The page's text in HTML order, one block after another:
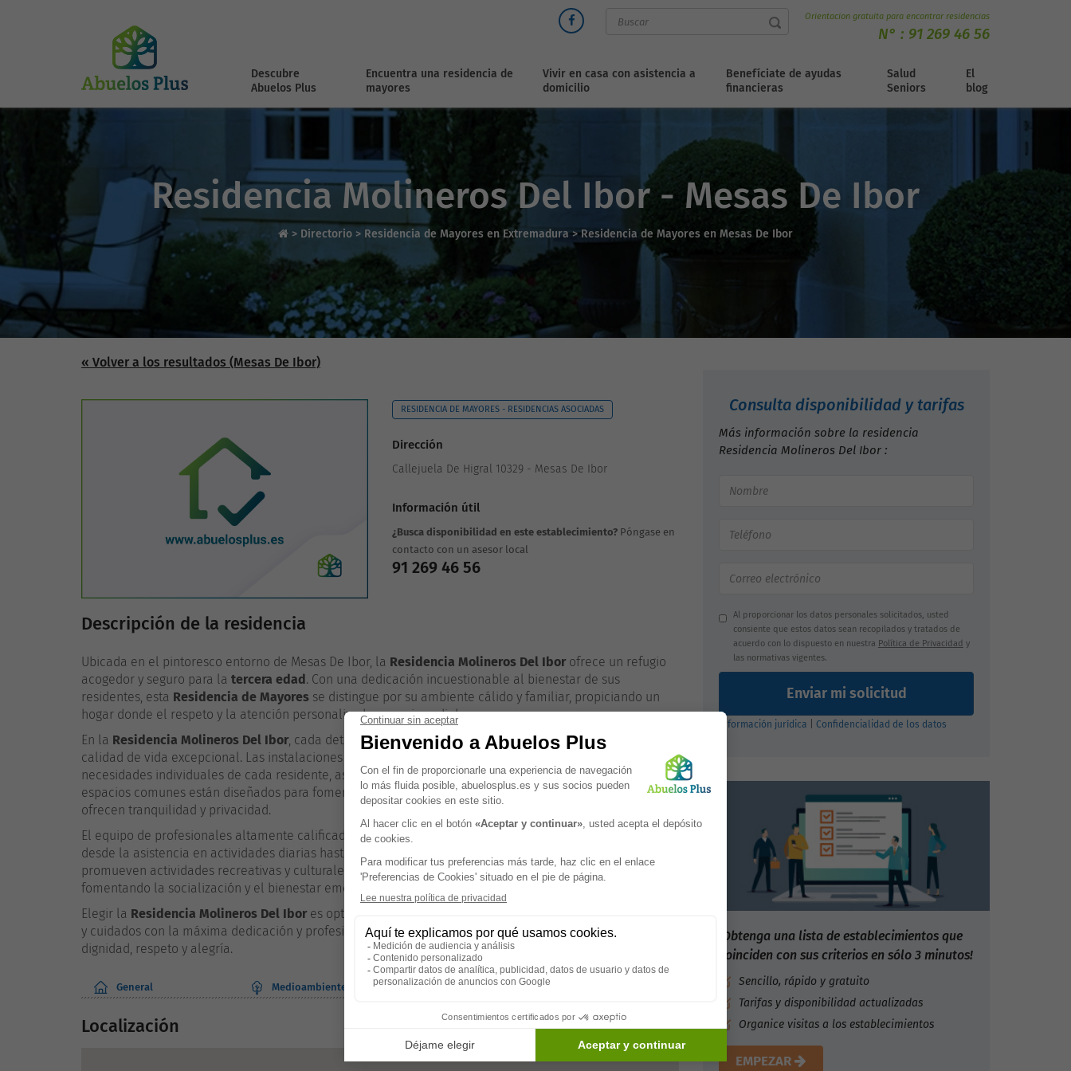
Orientacion gratuita para encontrar residencias
N° : 91 269 46 56
Descubre
Abuelos Plus
Encuentra una residencia de
mayores
Vivir en casa con asistencia a
domicilio
Benefíciate de ayudas
financieras
Salud
Seniors
El
blog
Residencia Molineros Del Ibor - Mesas De Ibor
> Directorio > Residencia de Mayores en Extremadura > Residencia de Mayores en Mesas De Ibor
« Volver a los resultados (Mesas De Ibor)
RESIDENCIA DE MAYORES - RESIDENCIAS ASOCIADAS
Dirección
Callejuela De Higral 10329 - Mesas De Ibor
Información útil
¿Busca disponibilidad en este establecimiento? Póngase en
contacto con un asesor local
91 269 46 56
Descripción de la residencia
Ubicada en el pintoresco entorno de Mesas De Ibor, la Residencia Molineros Del Iborofrece un refugio
acogedor y seguro para la tercera edad . Con una dedicación incuestionable al bienestar de sus
residentes, esta Residencia de Mayores se distingue por su ambiente cálido y familiar, propiciando un
hogar donde el respeto y la atención personalizada son primordiales.
En la Residencia Molineros Del Ibor, cada detalle está cuidadosamente pensado para proporcionar una
calidad de vida excepcional. Las instalaciones modernas y accesibles están diseñadas para satisfacer las
necesidades individuales de cada residente, asegurando comodidad y seguridad en todo momento. Los
espacios comunes están diseñados para fomentar la interacción social, mientras que las áreas privadas
ofrecen tranquilidad y privacidad.
El equipo de profesionales altamente calificados se dedica a ofrecer cuidados integrales que abarcan
desde la asistencia en actividades diarias hasta programas de rehabilitación personalizados. Además, se
promueven actividades recreativas y culturales que enriquecen la vida cotidiana de los residentes,
fomentando la socialización y el bienestar emocional.
Elegir la Residencia Molineros Del Ibores optar por un entorno donde sus seres queridos son valorados
y cuidados con la máxima dedicación y profesionalismo. Aquí, la vida en latercera edadse vive con
dignidad, respeto y alegría.
General Medioambiente Paramédico
Localización
Consulta disponibilidad y tarifas
Más información sobre la residencia
Residencia Molineros Del Ibor :
Al proporcionar los datos personales solicitados, usted
consiente que estos datos sean recopilados y tratados de
acuerdo con lo dispuesto en nuestra Política de Privacidad y
las normativas vigentes.
Enviar mi solicitud
Información jurídica Confidencialidad de los datos
¡Obtenga una lista de establecimientos que
coinciden con sus criterios en sólo 3 minutos!
Sencillo, rápido y gratuito
Tarifas y disponibilidad actualizadas
Organice visitas a los establecimientos
EMPEZAR